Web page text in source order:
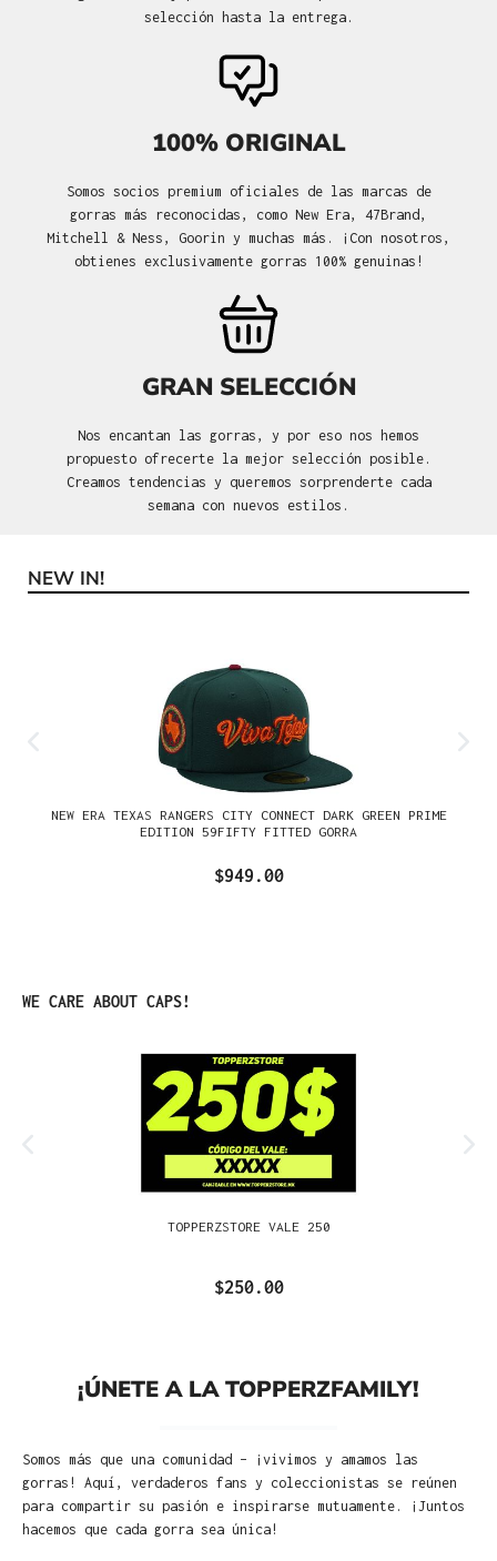
selección hasta la entrega.
100% ORIGINAL
Somos socios premium oficiales de las marcas de
gorras más reconocidas, como New Era, 47Brand,
Mitchell & Ness, Goorin y muchas más. ¡Con nosotros,
obtienes exclusivamente gorras 100% genuinas!
GRAN SELECCIÓN
Nos encantan las gorras, y por eso nos hemos
propuesto ofrecerte la mejor selección posible.
Creamos tendencias y queremos sorprenderte cada
semana con nuevos estilos.
Omitir la galería de productos
NEW IN!
NEW ERA TEXAS RANGERS CITY CONNECT DARK GREEN PRIME
EDITION 59FIFTY FITTED GORRA
$949.00
Omitir la galería de productos
WE CARE ABOUT CAPS!
TOPPERZSTORE VALE 250
$250.00
¡ÚNETE A LA TOPPERZFAMILY!
Somos más que una comunidad – ¡vivimos y amamos las
gorras! Aquí, verdaderos fans y coleccionistas se reúnen
para compartir su pasión e inspirarse mutuamente. ¡Juntos
hacemos que cada gorra sea única!